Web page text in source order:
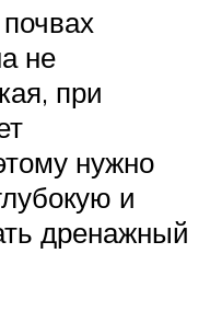
не
при
нужно
и
дренажный